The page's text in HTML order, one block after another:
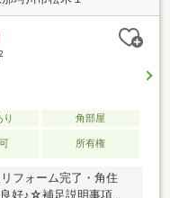
2
り
角部屋
所有権
フォーム完了・角住
好♪☆補足説明事項